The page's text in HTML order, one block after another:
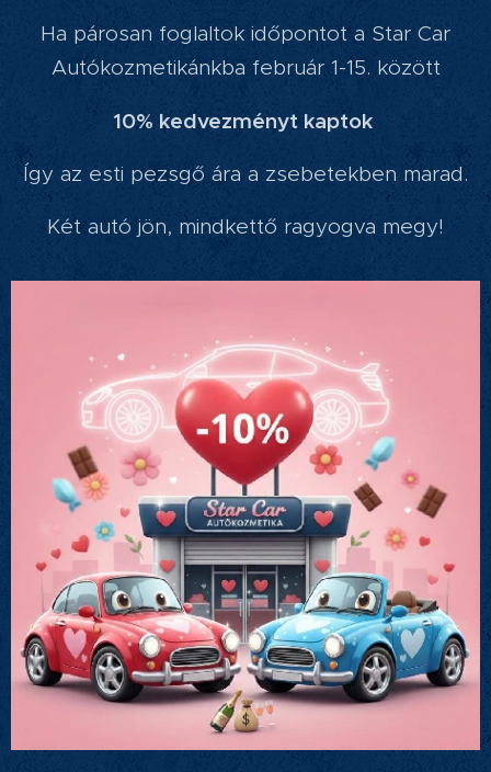
Ha párosan foglaltok időpontot a Star Car
Autókozmetikánkba február 1-15. között
10% kedvezményt kaptok
Így az esti pezsgő ára a zsebetekben marad.
Két autó jön, mindkettő ragyogva megy!